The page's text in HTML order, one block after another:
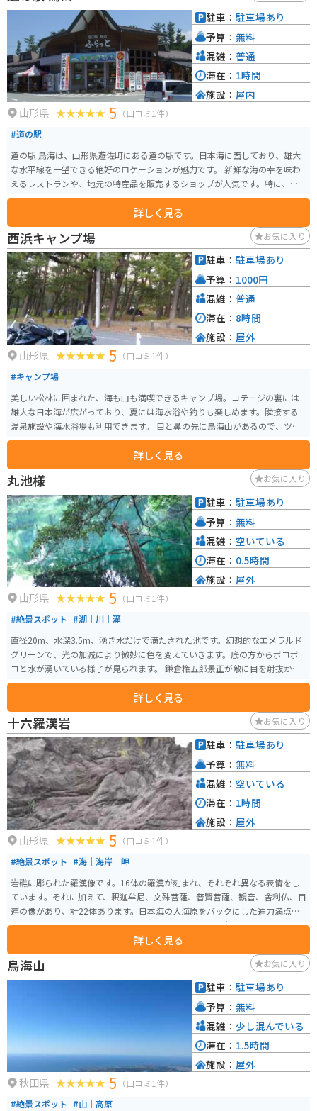
があり、ハイキングやキャンプなどのアウトドアアクティビティも楽しめま
できます。 近隣には、国道47号線や国道13号線が通っており、アクセスも便
利です。 道の駅の近隣には、新庄城跡や最上川舟下りなどの観光スポットも
あります。 新庄市は、そば、芋煮、米沢牛などの郷土料理が有名です。 道の
駅のレストランでも、地元の食材を使った料理を味わうことができます。 ま
た、新庄市は、伝統工芸品である新庄東山焼の産地でもあります。 道の駅の
売店では、新庄東山焼をはじめ、地元の特産品やお土産を購入することがで
で、地元の歴史や文化に触れ、美味しい地元グルメを堪能できる場所です。
観光の拠点としても最適なので、ぜひ訪れてみてください。 【バイクでの注
意点】 山間部を通るルートが多いため、天候の変化に注意が必要です。 特に
冬季は路面凍結の恐れがあるので、防寒対策と安全運転を心がけてくださ
い。 また、ガソリンスタンドが少ない地域もあるので、事前に給油場所を確
山形県 5 （口コミ1件）
#道の駅
道の駅 鳥海は、山形県遊佐町にある道の駅です。日本海に面しており、雄大
な水平線を一望できる絶好のロケーションが魅力です。 新鮮な海の幸を味わ
えるレストランや、地元の特産品を販売するショップが人気です。特に、鳥
海山の伏流水で育った「鳥海ふぐ」は絶品で、ぜひ味わっていただきたい一
品です。また、併設の「鳥海魚魚七市場」では、活きの良い魚介類や地元で
とれた野菜などを購入できます。 バイクで訪れる場合、道の駅から鳥海ブル
ーラインを登っていくルートがおすすめです。山頂付近の展望台からは、日
本海や鳥海山はもちろんのこと、天候が良ければ佐渡島まで見渡せる絶景を
楽しむことができます。 道の駅 鳥海は、雄大な自然と新鮮な海の幸を満喫で
きるスポットです。ぜひ、観光の拠点として利用してみてください。
詳しく見る
駐車： 駐車場あり
予算： 無料
混雑： 普通
滞在： 1時間
施設： 屋内
西浜キャンプ場 お気に入り
山形県 5 （口コミ1件）
#キャンプ場
美しい松林に囲まれた、海も山も満喫できるキャンプ場。コテージの裏には
雄大な日本海が広がっており、夏には海水浴や釣りも楽しめます。隣接する
温泉施設や海水浴場も利用できます。 目と鼻の先に鳥海山があるので、ツー
リングの宿泊地としても最適。
詳しく見る
駐車： 駐車場あり
予算： 1000円
混雑： 普通
滞在： 8時間
施設： 屋外
丸池様 お気に入り
山形県 5 （口コミ1件）
#絶景スポット #湖｜川｜滝
直径20m、水深3.5m、湧き水だけで満たされた池です。幻想的なエメラルド
グリーンで、光の加減により微妙に色を変えていきます。底の方からボコボ
コと水が湧いている様子が見られます。 鎌倉権五郎景正が敵に目を射抜か
れ、三日三晩敵を探し求め見事に討ち取った後に、この池で目を洗ったた
め、この池に住む魚は鎌倉景正に敬意を表してすべて片目であると言われて
います。 鳥海山大物忌神社の境内地であるため手つかずの社叢が残っていま
す。 地域住民からは古くから信仰の対象として大切にされてきました。
詳しく見る
駐車： 駐車場あり
予算： 無料
混雑： 空いている
滞在： 0.5時間
施設： 屋外
十六羅漢岩 お気に入り
山形県 5 （口コミ1件）
#絶景スポット #海｜海岸｜岬
岩礁に彫られた羅漢像です。16体の羅漢が刻まれ、それぞれ異なる表情をし
ています。それに加えて、釈迦牟尼、文殊菩薩、普賢菩薩、観音、舎利仏、目
連の像があり、計22体あります。日本海の大海原をバックにした迫力満点の
コントラストはもちろん、夕日に映えるシルエットも魅力的です。
詳しく見る
駐車： 駐車場あり
予算： 無料
混雑： 空いている
滞在： 1時間
施設： 屋外
鳥海山 お気に入り
秋田県 5 （口コミ1件）
#絶景スポット #山｜高原
駐車： 駐車場あり
予算： 無料
混雑： 少し混んでいる
滞在： 1.5時間
施設： 屋外